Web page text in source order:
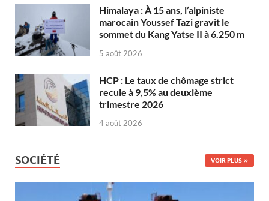
Himalaya : À 15 ans, l’alpiniste
marocain Youssef Tazi gravit le
sommet du Kang Yatse II à 6.250 m
5 août 2026
HCP : Le taux de chômage strict
recule à 9,5% au deuxième
trimestre 2026
4 août 2026
SOCIÉTÉ VOIR PLUS